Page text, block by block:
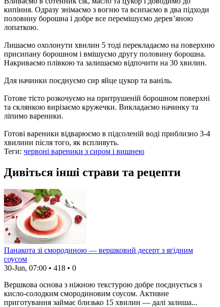
кипіння. Одразу знімаємо з вогню та всипаємо в два підходи
половину борошна і добре все перемішуємо дерев’яною
лопаткою.
Лишаємо охолонути хвилин 5 тоді перекладаємо на поверхню
присипану борошном і вмішуємо другу половину борошна.
Накриваємо плівкою та залишаємо відпочити на 30 хвилин.
Для начинки поєднуємо сир яйце цукор та ваніль.
Готове тісто розкочуємо на притрушеній борошном поверхні
та склянкою вирізаємо кружечки. Викладаємо начинку та
ліпимо вареники.
Готові вареники відварюємо в підсоленій воді приблизно 3-4
хвилини після того, як вспливуть.
Теги: червоні вареники з сиром і вишнею
Дивіться інші страви та рецепти
Панакота зі смородиною — вершковий десерт з ягідним
соусом
30-Jun, 07:00 • 418 • 0
Вершкова основа з ніжною текстурою добре поєднується з
кисло-солодким смородиновим соусом. Активне
приготування займає близько 15 хвилин — далі залиша...